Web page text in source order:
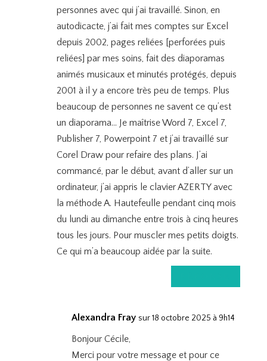
personnes avec qui j’ai travaillé. Sinon, en
autodicacte, j’ai fait mes comptes sur Excel
depuis 2002, pages reliées [perforées puis
reliées] par mes soins, fait des diaporamas
animés musicaux et minutés protégés, depuis
2001 à il y a encore très peu de temps. Plus
beaucoup de personnes ne savent ce qu’est
un diaporama… Je maîtrise Word 7, Excel 7,
Publisher 7, Powerpoint 7 et j’ai travaillé sur
Corel Draw pour refaire des plans. J’ai
commancé, par le début, avant d’aller sur un
ordinateur, j’ai appris le clavier AZERTY avec
la méthode A. Hautefeulle pendant cinq mois
du lundi au dimanche entre trois à cinq heures
tous les jours. Pour muscler mes petits doigts.
Ce qui m’a beaucoup aidée par la suite.
Alexandra Fray sur 18 octobre 2025 à 9h14
Bonjour Cécile,
Merci pour votre message et pour ce